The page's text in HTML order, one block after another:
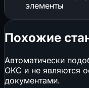
элементы
Похожие
Автоматически
ОКС и не являются
документами.